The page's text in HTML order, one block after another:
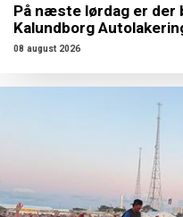
På næste lørdag er
Kalundborg
08 august 2026